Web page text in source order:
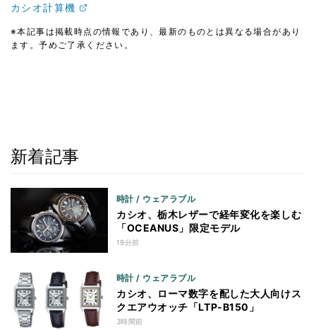
カシオ計算機
※本記事は掲載時点の情報であり、最新のものとは異なる場合があり
ます。予めご了承ください。
新着記事
時計 / ウェアラブル
カシオ、栃木レザーで経年変化を楽しむ
「OCEANUS」限定モデル
19分前
時計 / ウェアラブル
カシオ、ローマ数字を配した大人向けス
クエアウオッチ「LTP-B150」
3時間前